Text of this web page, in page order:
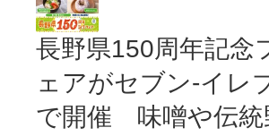
長野県150周年記念
ェアがセブン-イレ
で開催 味噌や伝統